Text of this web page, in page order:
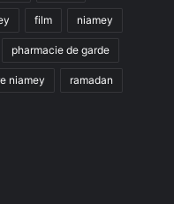
film niamey
pharmacie de garde
niamey ramadan